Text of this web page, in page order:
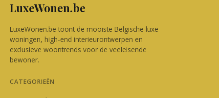
LuxeWonen.be
LuxeWonen.be toont de mooiste Belgische luxe
woningen, high-end interieurontwerpen en
exclusieve woontrends voor de veeleisende
bewoner.
CATEGORIEËN